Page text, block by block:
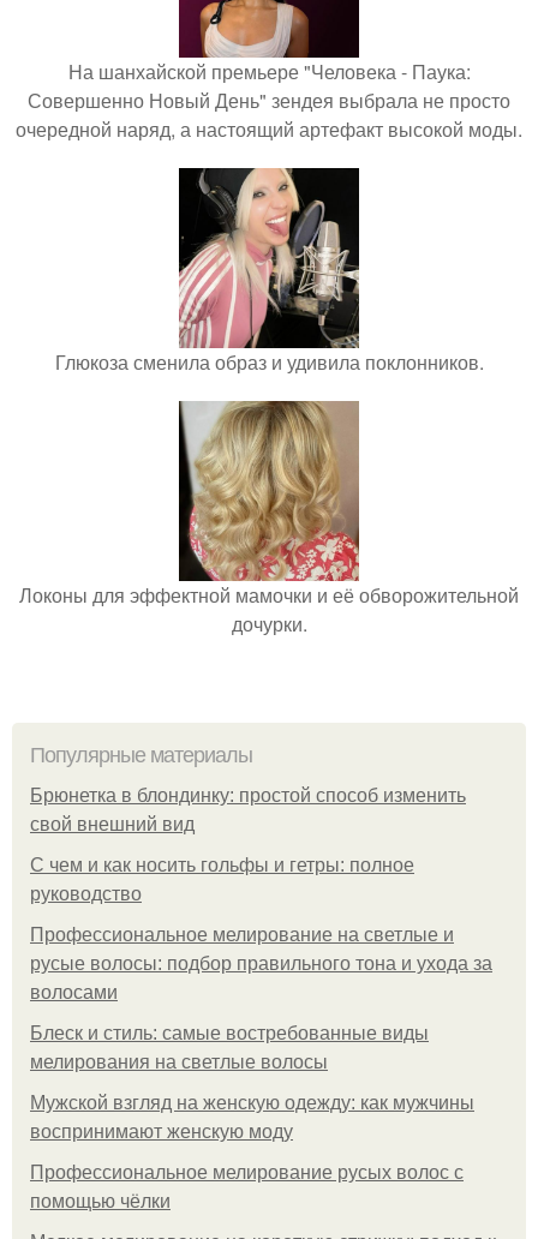
На шанхайской премьере "Человека - Паука:
Совершенно Новый День" зендея выбрала не просто
очередной наряд, а настоящий артефакт высокой моды.
Глюкоза сменила образ и удивила поклонников.
Локоны для эффектной мамочки и её обворожительной
дочурки.
Популярные материалы
Брюнетка в блондинку: простой способ изменить
свой внешний вид
С чем и как носить гольфы и гетры: полное
руководство
Профессиональное мелирование на светлые и
русые волосы: подбор правильного тона и ухода за
волосами
Блеск и стиль: самые востребованные виды
мелирования на светлые волосы
Мужской взгляд на женскую одежду: как мужчины
воспринимают женскую моду
Профессиональное мелирование русых волос с
помощью чёлки